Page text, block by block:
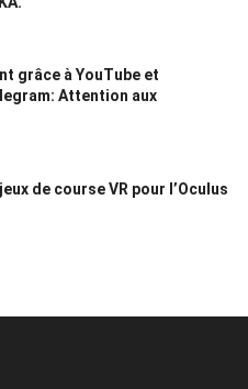
grâce à YouTube et
Attention aux
de course VR pour l’Oculus